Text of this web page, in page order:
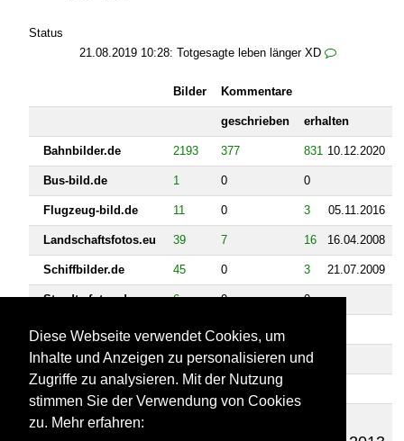
Status
21.08.2019 10:28: Totgesagte leben länger XD 
Bilder Kommentare
geschrieben erhalten
Bahnbilder.de 2193 377 831 10.12.2020
Bus-bild.de 1 0 0
Flugzeug-bild.de 11 0 3 05.11.2016
Landschaftsfotos.eu 39 7 16 16.04.2008
Schiffbilder.de 45 0 3 21.07.2009
Staedte-fotos.de 6 0 0
Fahrzeugbilder.de
Rail-pictures.com 6 1 0
Videos
Bahnvideos.eu
Diese Webseite verwendet Cookies, um
Inhalte und Anzeigen zu personalisieren und
Zugriffe zu analysieren. Mit der Nutzung
stimmen Sie der Verwendung von Cookies
zu. Mehr erfahren: